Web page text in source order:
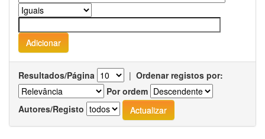
Resultados/Página | Ordenar registos por:
Por ordem
Autores/Registo